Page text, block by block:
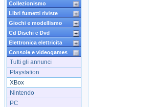
Collezionismo
Libri fumetti riviste
Giochi e modellismo
Cd Dischi e Dvd
Elettronica elettricita
Console e videogames
Tutti gli annunci
Playstation
XBox
Nintendo
PC